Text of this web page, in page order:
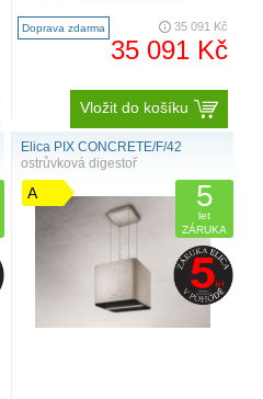
CRISA. ELICA PIX je novinkou ..
Doprava zdarma 35 091 Kč
35 091 Kč
Vložit do košíku
Elica PIX CONCRETE/F/42
ostrůvková digestoř
A 5
let
ZÁRUKA